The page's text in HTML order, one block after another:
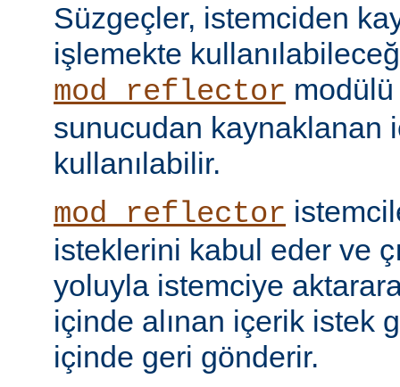
Süzgeçler, istemciden
işlemekte
mod_reflector modülü
sunucudan kaynaklanan
kullanılabilir.
mod_reflector
isteklerini kabul eder ve
yoluyla istemciye
içinde alınan içerik istek
içinde geri gönderir.